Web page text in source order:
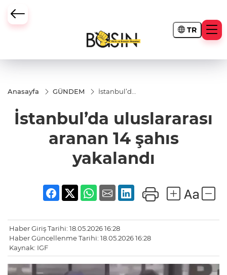
TR
Anasayfa GÜNDEM
İstanbul’da
şahıs
yakalandı
İstanbul’da uluslararası
aranan 14 şahıs
yakalandı
Haber Giriş Tarihi: 18.05.2026 16:28
Haber Güncellenme Tarihi: 18.05.2026 16:28
Kaynak: IGF